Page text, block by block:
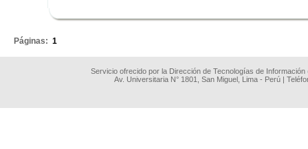
Páginas: 1
Servicio ofrecido por la Dirección de Tecnologías de
Av. Universitaria N° 1801, San Miguel, Lima - Perú |